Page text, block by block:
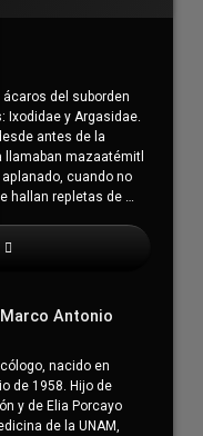
del suborden
Ixodidae y Argasidae.
antes de la
llamaban mazaatémitl
cuando no
hallan repletas de …
Iguana Verde
Antonio
nacido en
de 1958. Hijo de
y de Elia Porcayo
de la UNAM,